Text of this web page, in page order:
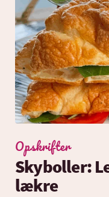
Opskrifter
Skyboller:
lækre